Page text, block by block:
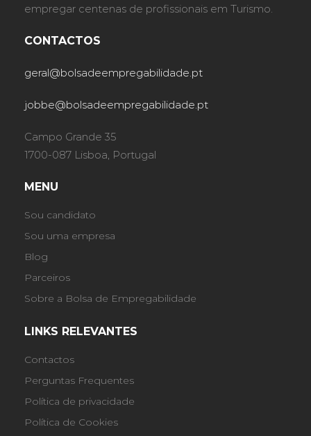
empregar centenas de profissionais em Turismo.
CONTACTOS
geral@bolsadeempregabilidade.pt
jobbe@bolsadeempregabilidade.pt
Campo Grande 35
1700-087 Lisboa, Portugal
MENU
Sou candidato
Sou uma empresa
Blog
Parceiros
Sobre a Bolsa de Empregabilidade
LINKS RELEVANTES
Contactos
Perguntas Frequentes
Política de privacidade
Política de Cookies